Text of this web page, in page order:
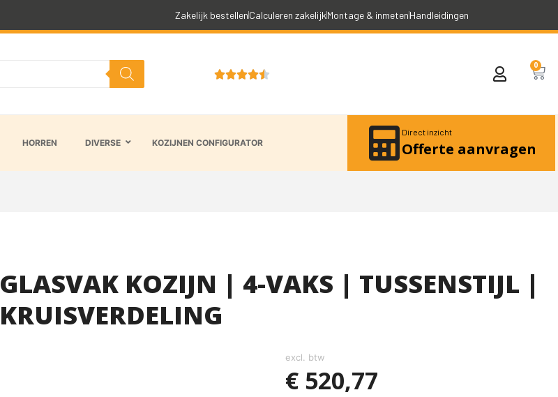
Zakelijk bestellenCalculeren zakelijkMontage & inmetenHandleidingen

0
HORREN DIVERSE KOZIJNEN CONFIGURATOR
Direct inzicht
Offerte aanvragen
GLASVAK KOZIJN | 4-VAKS | TUSSENSTIJL |
KRUISVERDELING
excl. btw
€520,77